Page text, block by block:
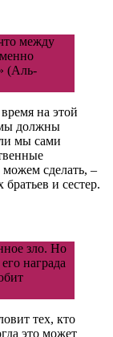
между
(Аль-
на этой
мы должны
мы сами
сделать, –
и сестер.
зло. Но
награда
тех, кто
это может